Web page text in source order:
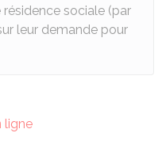
sociale (par
leur demande pour
ligne